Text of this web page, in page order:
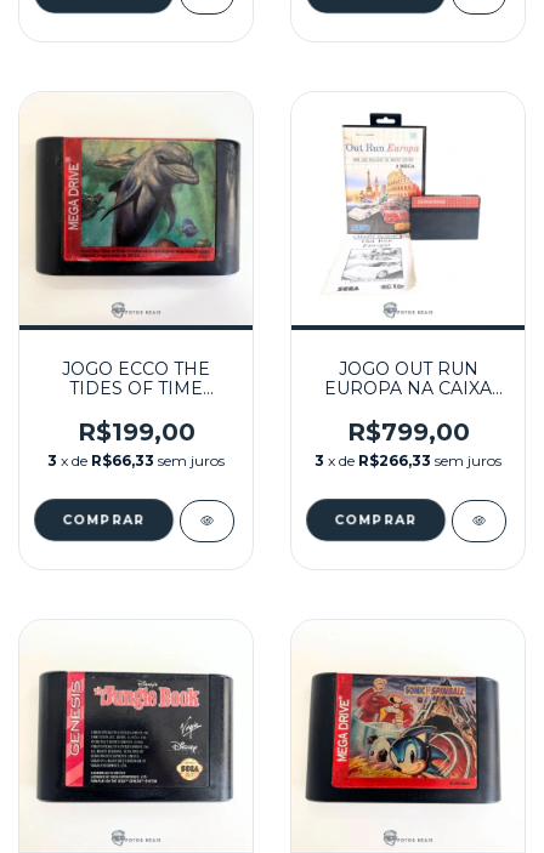
JOGO ECCO THE
TIDES OF TIME
DRIVE
R$199,00
3 x de R$66,33 sem juros
JOGO OUT RUN
EUROPA NA CAIXA
SYSTEM
R$799,00
3 x de R$266,33 sem juros